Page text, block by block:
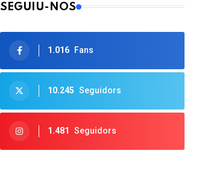
SEGUIU-NOS
1.016 Fans
10.245 Seguidors
1.481 Seguidors